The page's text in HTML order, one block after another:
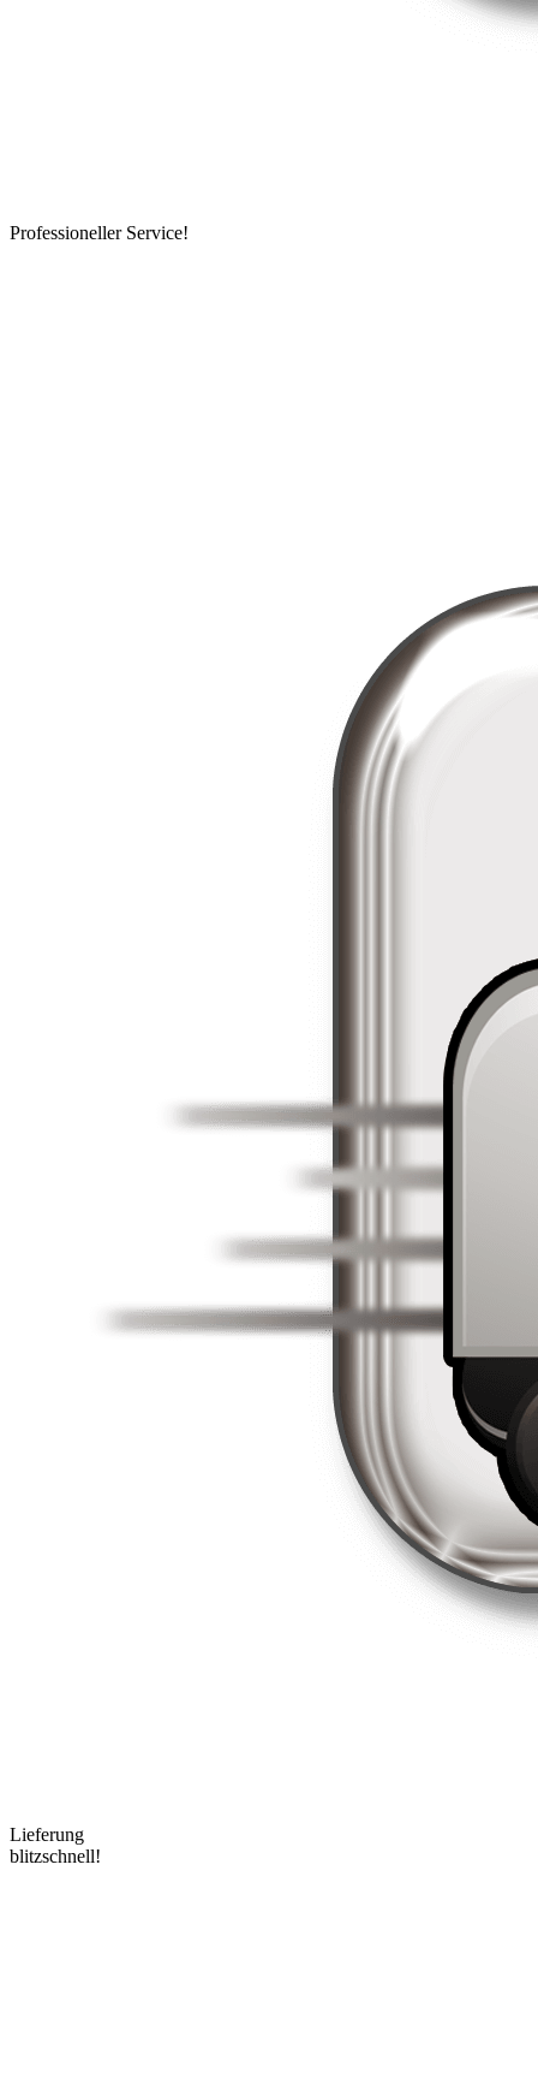
Professioneller Service!
Lieferung
blitzschnell!